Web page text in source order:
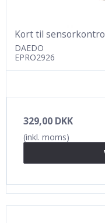
Kort til
DAEDO
EPRO2926
329,00 DKK
(inkl. moms)